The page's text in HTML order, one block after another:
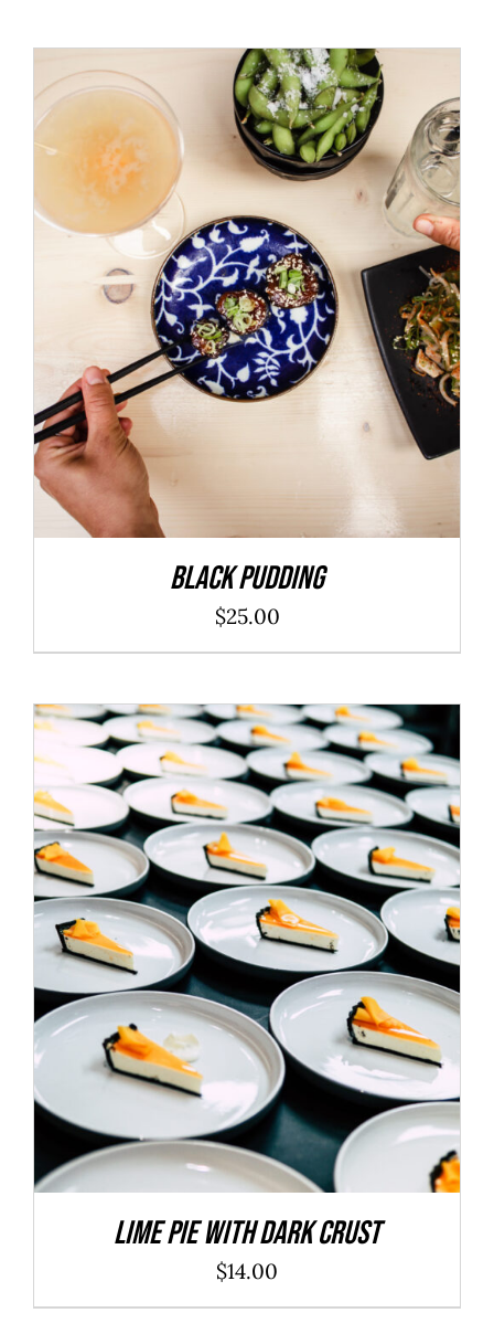
ADD TO CART / DÉTAILS
Black Pudding
$25.00
ADD TO CART DÉTAILS
Lime Pie With Dark Crust
$14.00